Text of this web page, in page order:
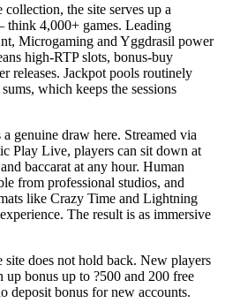
the site serves up a
think 4,000+ games. Leading
Microgaming and Yggdrasil power
high-RTP slots, bonus-buy
releases. Jackpot pools routinely
which keeps the sessions
genuine draw here. Streamed via
Play Live, players can sit down at
baccarat at any hour. Human
from professional studios, and
like Crazy Time and Lightning
The result is as immersive
site does not hold back. New players
up bonus up to ?500 and 200 free
deposit bonus for new accounts.